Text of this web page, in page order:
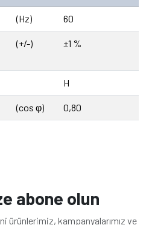
(Hz) 60
(+/-) ±1 %
H
(cos φ) 0,80
abone olun
ürünlerimiz, kampanyalarımız ve